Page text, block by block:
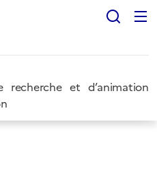
recherche et d’animation